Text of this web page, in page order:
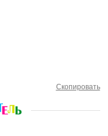
Скопировать